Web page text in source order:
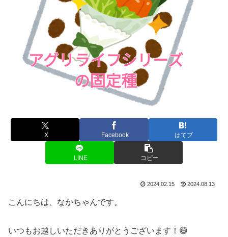
X Facebook はてブ
LINE コピー
2024.02.15 2024.08.13
こんにちは、なかちゃんです。
いつもお越しいただきありがとうございます！😄